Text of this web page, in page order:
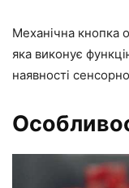
Механічна кнопка
яка виконує
наявності